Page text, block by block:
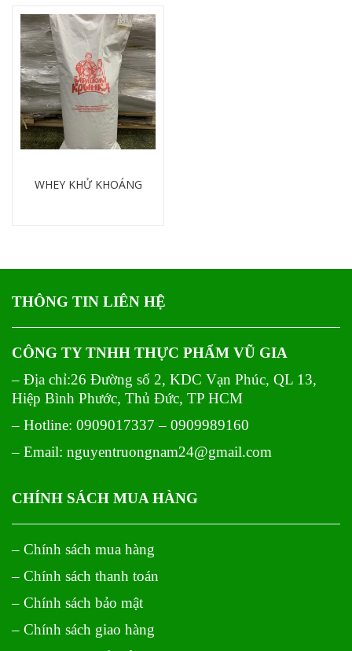
WHEY KHỬ KHOÁNG
THÔNG TIN LIÊN HỆ
CÔNG TY TNHH THỰC PHẨM VŨ GIA
– Địa chỉ:26 Đường số 2, KDC Vạn Phúc, QL 13,
Hiệp Bình Phước, Thủ Đức, TP HCM
– Hotline: 0909017337 – 0909989160
– Email: nguyentruongnam24@gmail.com
CHÍNH SÁCH MUA HÀNG
– Chính sách mua hàng
– Chính sách thanh toán
– Chính sách bảo mật
– Chính sách giao hàng